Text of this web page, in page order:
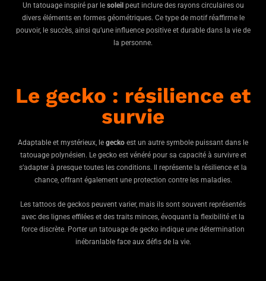
Un tatouage inspiré par le soleilpeut inclure des rayons circulaires ou
divers éléments en formes géométriques. Ce type de motif réaffirme le
pouvoir, le succès, ainsi qu’une influence positive et durable dans la vie de
la personne.
Le gecko : résilience et
survie
Adaptable et mystérieux, le gecko est un autre symbole puissant dans le
tatouage polynésien. Le gecko est vénéré pour sa capacité à survivre et
s’adapter à presque toutes les conditions. Il représente la résilience et la
chance, offrant également une protection contre les maladies.
Les tattoos de geckos peuvent varier, mais ils sont souvent représentés
avec des lignes effilées et des traits minces, évoquant la flexibilité et la
force discrète. Porter un tatouage de gecko indique une détermination
inébranlable face aux défis de la vie.